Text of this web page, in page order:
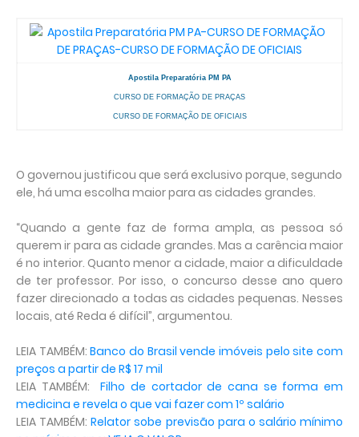
Apostila Preparatória PM PA
CURSO DE FORMAÇÃO DE PRAÇAS
CURSO DE FORMAÇÃO DE OFICIAIS
O governou justificou que será exclusivo porque, segundo
ele, há uma escolha maior para as cidades grandes.
“Quando a gente faz de forma ampla, as pessoa só
querem ir para as cidade grandes. Mas a carência maior
é no interior. Quanto menor a cidade, maior a dificuldade
de ter professor. Por isso, o concurso desse ano quero
fazer direcionado a todas as cidades pequenas. Nesses
locais, até Reda é difícil”, argumentou.
LEIA TAMBÉM:Banco do Brasil vende imóveis pelo site com
preços a partir de R$ 17 mil
LEIA TAMBÉM:Filho de cortador de cana se forma em
medicina e revela o que vai fazer com 1º salário
LEIA TAMBÉM:Relator sobe previsão para o salário mínimo